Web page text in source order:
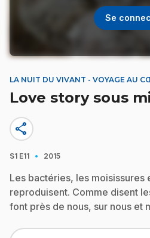
Se
LA NUIT DU VIVANT - VOYAGE AU
Love story sous
share
S1 E11 · 2015
Les bactéries, les moisissures
reproduisent. Comme disent
font près de nous, sur nous et